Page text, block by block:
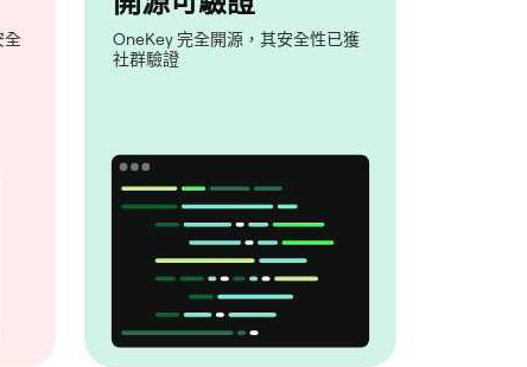
全
OneKey 完全開源，其安全性已獲
社群驗證